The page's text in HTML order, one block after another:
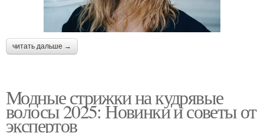
читать дальше →
Модные стрижки на кудрявые
волосы 2025: Новинки и советы от
экспертов